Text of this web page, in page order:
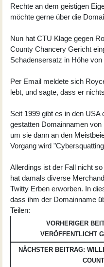
Rechte an dem geistigen
möchte gerne über die
Nun hat CTU Klage gegen
County Chancery Gericht
Schadensersatz in Höhe
Per Email meldete sich
lebt, und sagte, dass er
Seit 1999 gibt es in den
gestatten Domainnamen
um sie dann an den
Vorgang wird
Allerdings ist der Fall nicht
hat damals diverse
Twitty Erben erworben. In
dass ihm der Domainname
Teilen:
VORHERIGER
VERÖFFENTLICHT
NÄCHSTER BEITRAG: